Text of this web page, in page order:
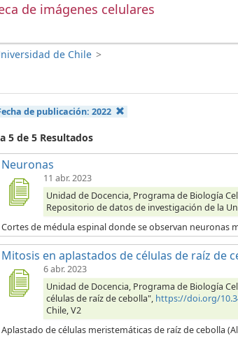
de imágenes celulares
de Chile >
de publicación: 2022
5 de 5 Resultados
Neuronas
11 abr. 2023
Unidad de Docencia, Programa de Biología
Repositorio de datos de investigación de la
Cortes de médula espinal donde se observan neuronas
Mitosis en aplastados de células de raíz de
6 abr. 2023
Unidad de Docencia, Programa de Biología
células de raíz de cebolla", https://doi.org/
Chile, V2
Aplastado de células meristemáticas de raíz de cebolla